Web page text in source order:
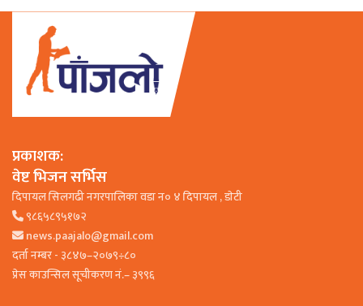
प्रकाशक:
वेष्ट भिजन सर्भिस
दिपायल सिलगढी नगरपालिका वडा न० ४ दिपायल , डाेटी
९८६५८९५१७२
news.paajalo@gmail.com
दर्ता नम्बर - ३८४७–२०७९÷८०
प्रेस काउन्सिल सूचीकरण नं.– ३९९६